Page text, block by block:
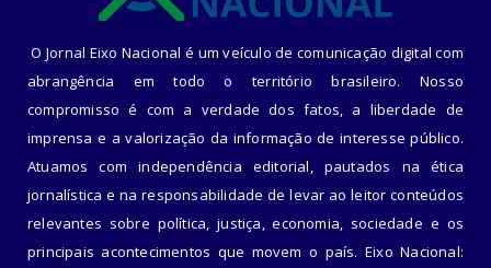
O Jornal Eixo Nacional é um veículo de comunicação digital com
abrangência em todo o território brasileiro. Nosso
compromisso é com a verdade dos fatos, a liberdade de
imprensa e a valorização da informação de interesse público.
Atuamos com independência editorial, pautados na ética
jornalística e na responsabilidade de levar ao leitor conteúdos
relevantes sobre política, justiça, economia, sociedade e os
principais acontecimentos que movem o país. Eixo Nacional: